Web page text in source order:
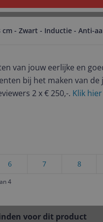
gevonden.
- Anti-aanbaklaag
Inductie -
voor dit product
cm - Zwart - Inductie - Anti-
van jouw eerlijke en
bij het maken van de
2 x € 250,-. Klik
8
7
6
4